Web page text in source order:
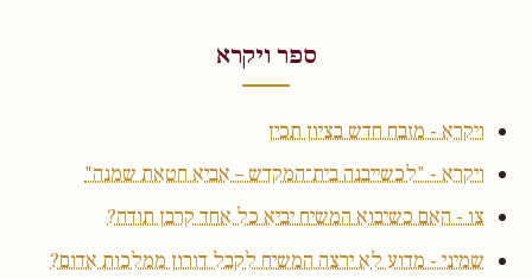
ספר ויקרא
ויקרא - מזבח חדש בציון תכין
ויקרא - "לכשייבנה בית־המקדש – אביא חטאת שמנה"
צו - האם כשיבוא המשיח יביא כל אחד קרבן תודה?
שמיני - מדוע לא ירצה המשיח לקבל דורון ממלכות אדום?